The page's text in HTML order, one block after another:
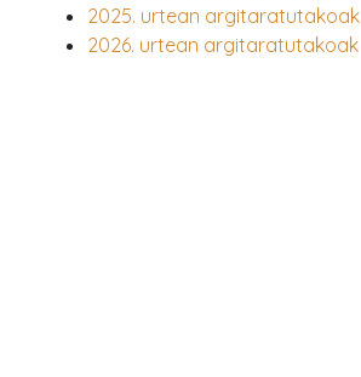
2025. urtean argitaratutakoak
2026. urtean argitaratutakoak